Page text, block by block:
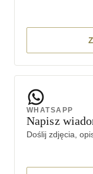
WHATSAPP
Napisz
Doślij zdjęcia,